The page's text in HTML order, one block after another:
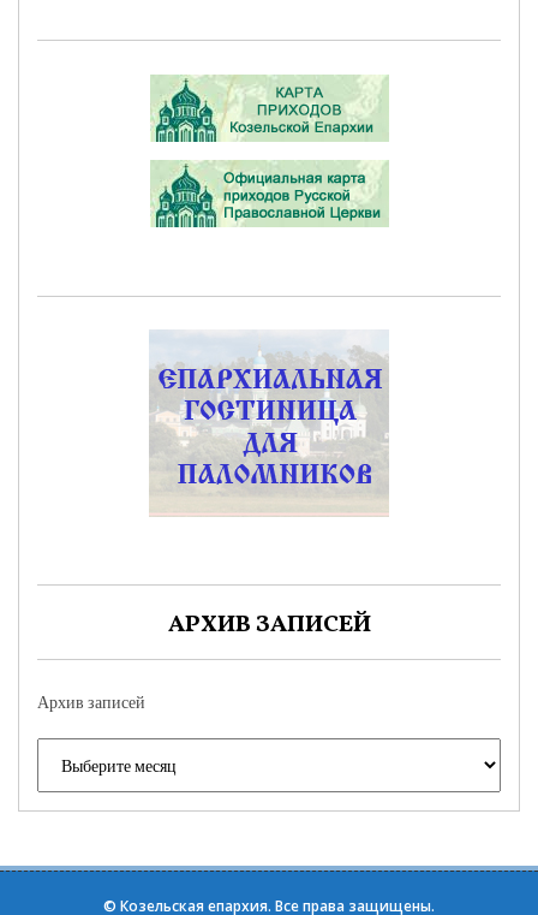
АРХИВ ЗАПИСЕЙ
Архив записей
© Козельская епархия. Все права защищены.